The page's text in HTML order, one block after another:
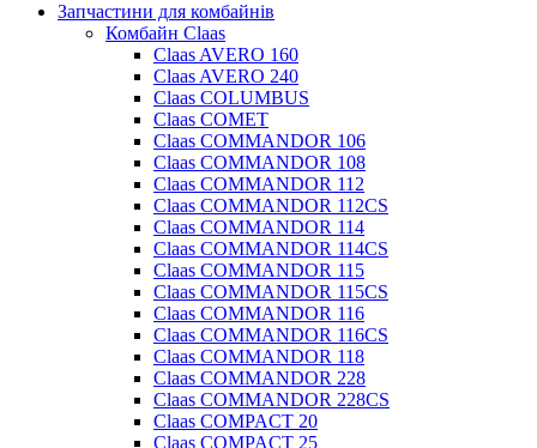
Запчастини для комбайнів
Комбайн Claas
Claas AVERO 160
Claas AVERO 240
Claas COLUMBUS
Claas COMET
Claas COMMANDOR 106
Claas COMMANDOR 108
Claas COMMANDOR 112
Claas COMMANDOR 112CS
Claas COMMANDOR 114
Claas COMMANDOR 114CS
Claas COMMANDOR 115
Claas COMMANDOR 115CS
Claas COMMANDOR 116
Claas COMMANDOR 116CS
Claas COMMANDOR 118
Claas COMMANDOR 228
Claas COMMANDOR 228CS
Claas COMPACT 20
Claas COMPACT 25